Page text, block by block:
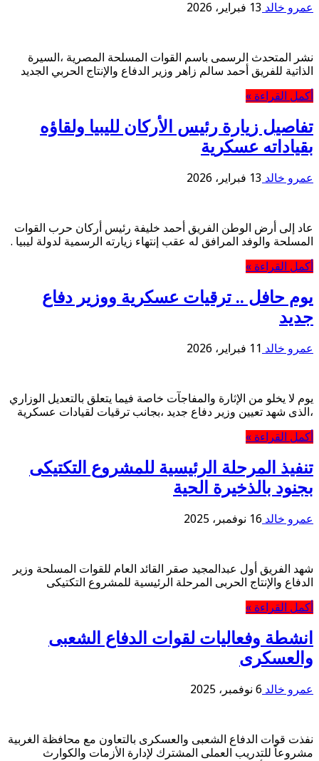
عمرو خالد 13 فبراير، 2026
نشر المتحدث الرسمى باسم القوات المسلحة المصرية ،السيرة
الذاتية للفريق أحمد سالم زاهر وزير الدفاع والإنتاج الحربي الجديد
أكمل القراءة »
تفاصيل زيارة رئيس الأركان لليبيا ولقاؤه
بقياداته عسكرية
عمرو خالد 13 فبراير، 2026
عاد إلى أرض الوطن الفريق أحمد خليفة رئيس أركان حرب القوات
المسلحة والوفد المرافق له عقب إنتهاء زيارته الرسمية لدولة ليبيا .
أكمل القراءة »
يوم حافل .. ترقيات عسكرية ووزير دفاع
جديد
عمرو خالد 11 فبراير، 2026
يوم لا يخلو من الإثارة والمفاجآت خاصة فيما يتعلق بالتعديل الوزاري
،الذى شهد تعيين وزير دفاع جديد ،بجانب ترقيات لقيادات عسكرية
أكمل القراءة »
تنفيذ المرحلة الرئيسية للمشروع التكتيكى
بجنود بالذخيرة الحية
عمرو خالد 16 نوفمبر، 2025
شهد الفريق أول عبدالمجيد صقر القائد العام للقوات المسلحة وزير
الدفاع والإنتاج الحربى المرحلة الرئيسية للمشروع التكتيكى
أكمل القراءة »
انشطة وفعاليات لقوات الدفاع الشعبى
والعسكرى
عمرو خالد 6 نوفمبر، 2025
نفذت قوات الدفاع الشعبى والعسكرى بالتعاون مع محافظة الغربية
مشروعاً للتدريب العملى المشترك لإدارة الأزمات والكوارث